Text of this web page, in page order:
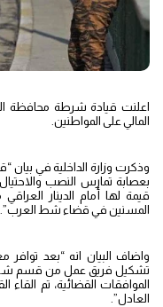
اعلنت قيادة شرطة محافظة
المالي على المواطنين.
وذكرت وزارة الداخلية في
بعصابة تمارس النصب
قيمة لها أمام الدينار
المسنين في قضاء شط العرب”.
واضاف البيان انه “بعد توافر
تشكيل فريق عمل من قسم
الموافقات القضائية، تم القاء
العادل”.